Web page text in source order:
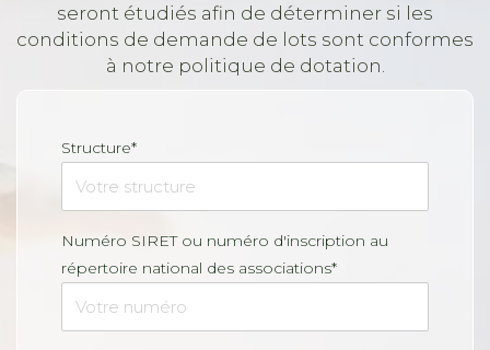
seront étudiés afin de déterminer si les
conditions de demande de lots sont conformes
à notre politique de dotation.
Structure*
Numéro SIRET ou numéro d'inscription au
répertoire national des associations*